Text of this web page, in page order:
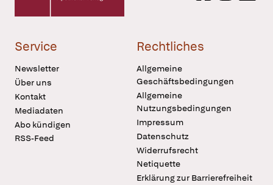
Service
Newsletter
Über uns
Kontakt
Mediadaten
Abo kündigen
RSS-Feed
Rechtliches
Allgemeine
Geschäftsbedingungen
Allgemeine
Nutzungsbedingungen
Impressum
Datenschutz
Widerrufsrecht
Netiquette
Erklärung zur Barrierefreiheit